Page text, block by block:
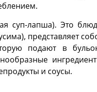
суп-лапша). Это
представляет
подают в
и соусы.